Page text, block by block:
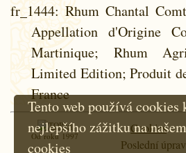
fr_1444: Rhum Chantal
Appellation d'Origine
Martinique; Rhum
Limited Edition; Produit
France
Od roku 1997
Cookies
Poslední
Tento web používá
nejlepšího zážitku na
cookies